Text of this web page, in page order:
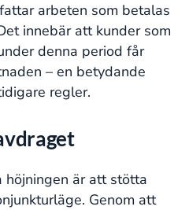
arbeten som betalas
innebär att kunder som
denna period får
– en betydande
regler.
är att stötta
Genom att